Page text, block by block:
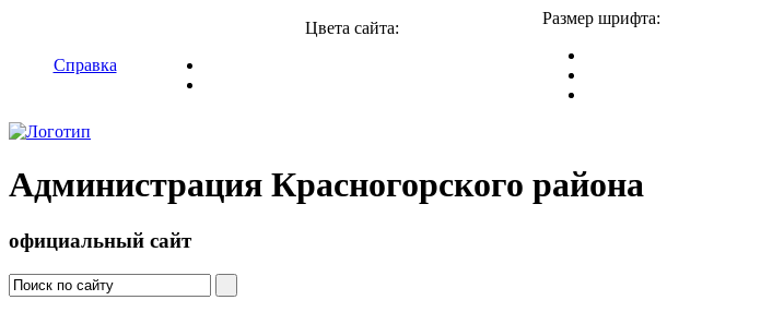
Справка
Цвета сайта:
Размер шрифта:
Администрация Красногорского района
официальный сайт